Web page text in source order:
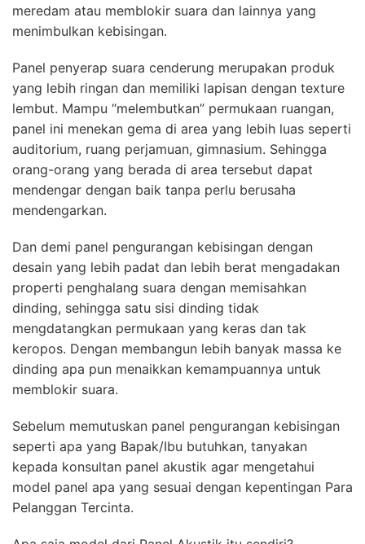
meredam atau memblokir suara dan lainnya yang
menimbulkan kebisingan.
Panel penyerap suara cenderung merupakan produk
yang lebih ringan dan memiliki lapisan dengan texture
lembut. Mampu “melembutkan” permukaan ruangan,
panel ini menekan gema di area yang lebih luas seperti
auditorium, ruang perjamuan, gimnasium. Sehingga
orang-orang yang berada di area tersebut dapat
mendengar dengan baik tanpa perlu berusaha
mendengarkan.
Dan demi panel pengurangan kebisingan dengan
desain yang lebih padat dan lebih berat mengadakan
properti penghalang suara dengan memisahkan
dinding, sehingga satu sisi dinding tidak
mengdatangkan permukaan yang keras dan tak
keropos. Dengan membangun lebih banyak massa ke
dinding apa pun menaikkan kemampuannya untuk
memblokir suara.
Sebelum memutuskan panel pengurangan kebisingan
seperti apa yang Bapak/Ibu butuhkan, tanyakan
kepada konsultan panel akustik agar mengetahui
model panel apa yang sesuai dengan kepentingan Para
Pelanggan Tercinta.